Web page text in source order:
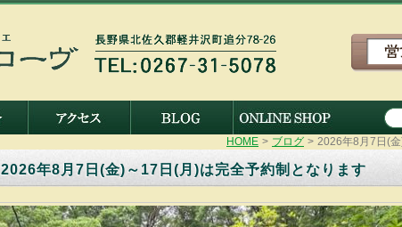
HOME > ブログ > 2026年8月7日(
2026年8月7日(金)～17日(月)は完全予約制となります